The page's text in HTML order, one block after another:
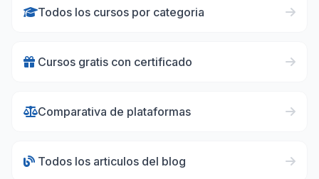
Todos los cursos por categoria
Cursos gratis con certificado
Comparativa de plataformas
Todos los articulos del blog